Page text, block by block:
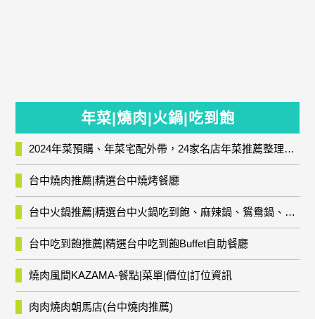
年菜|燒肉|火鍋|吃到飽
2024年菜預購、年菜宅配外帶，24家名店年菜推薦整理，圍爐輕鬆上菜團圓趣
台中燒肉推薦|精選台中燒烤餐廳
台中火鍋推薦|精選台中火鍋吃到飽、麻辣鍋、鴛鴦鍋、石頭火鍋、酸菜白肉鍋、海鮮鍋、燒酒雞、麻油雞、壽喜燒等熱門人氣火鍋店!
台中吃到飽推薦|精選台中吃到飽Buffet自助餐廳
燒肉風間KAZAMA-餐點|菜單|價位|訂位資訊
肉肉燒肉朝馬店(台中燒肉推薦)